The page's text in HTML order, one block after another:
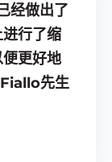
经做出了
行了缩
更好地
Fiallo先生